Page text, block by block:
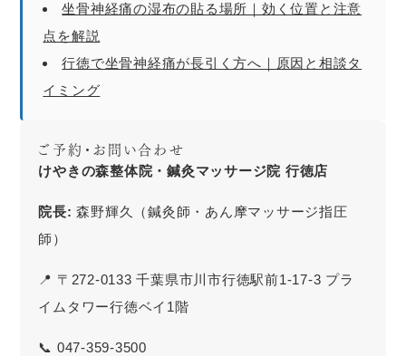
坐骨神経痛の湿布の貼る場所｜効く位置と注意
点を解説
行徳で坐骨神経痛が長引く方へ｜原因と相談タ
イミング
ご予約・お問い合わせ
けやきの森整体院・鍼灸マッサージ院 行徳店
院長: 森野輝久（鍼灸師・あん摩マッサージ指圧
師）
📍 〒272-0133 千葉県市川市行徳駅前1-17-3 プラ
イムタワー行徳ベイ1階
📞 047-359-3500